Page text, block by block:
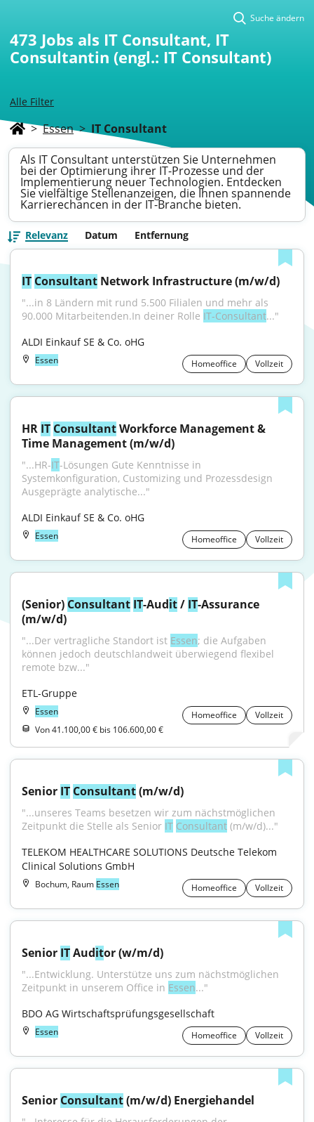
Alle Filter
Suche ändern
473 Jobs als IT Consultant, IT
Consultantin (engl.: IT Consultant)
> Essen > IT Consultant
Als IT Consultant unterstützen Sie Unternehmen
bei der Optimierung ihrer IT-Prozesse und der
Implementierung neuer Technologien. Entdecken
Sie vielfältige Stellenanzeigen, die Ihnen spannende
Karrierechancen in der IT-Branche bieten.
Relevanz Datum Entfernung
IT Consultant Network Infrastructure (m/w/d)
"...in 8 Ländern mit rund 5.500 Filialen und mehr als
90.000 Mitarbeitenden.In deiner Rolle IT-Consultant..."
ALDI Einkauf SE & Co. oHG
Essen Homeoffice Vollzeit
HR IT Consultant Workforce Management &
Time Management (m/w/d)
"...HR-IT-Lösungen Gute Kenntnisse in
Systemkonfiguration, Customizing und Prozessdesign
Ausgeprägte analytische..."
ALDI Einkauf SE & Co. oHG
Essen Homeoffice Vollzeit
(Senior) Consultant IT-Audit / IT-Assurance
(m/w/d)
"...Der vertragliche Standort ist Essen; die Aufgaben
können jedoch deutschlandweit überwiegend flexibel
remote bzw..."
ETL-Gruppe
Essen Homeoffice
Vollzeit
Von 41.100,00 € bis 106.600,00 €
Senior IT Consultant (m/w/d)
"...unseres Teams besetzen wir zum nächstmöglichen
Zeitpunkt die Stelle als Senior IT Consultant (m/w/d)..."
TELEKOM HEALTHCARE SOLUTIONS Deutsche Telekom
Clinical Solutions GmbH
Bochum, Raum Essen Homeoffice Vollzeit
Senior IT Auditor (w/m/d)
"...Entwicklung. Unterstütze uns zum nächstmöglichen
Zeitpunkt in unserem Office in Essen..."
BDO AG Wirtschaftsprüfungsgesellschaft
Essen Homeoffice Vollzeit
Senior Consultant (m/w/d) Energiehandel